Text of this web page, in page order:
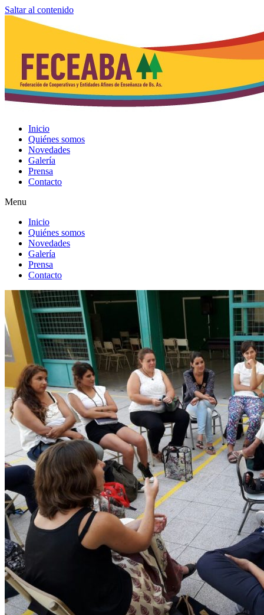
Saltar al contenido
Inicio
Quiénes somos
Novedades
Galería
Prensa
Contacto
Menu
Inicio
Quiénes somos
Novedades
Galería
Prensa
Contacto